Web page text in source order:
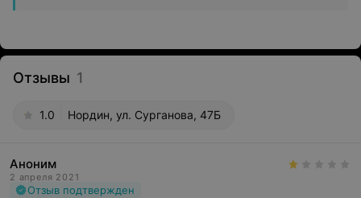
Отзывы 1
1.0 Нордин, ул. Сурганова, 47Б
Аноним
2 апреля 2021
Отзыв подтвержден